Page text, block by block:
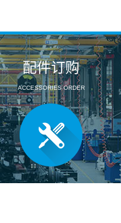
配件订购
ACCESSORIES ORDER